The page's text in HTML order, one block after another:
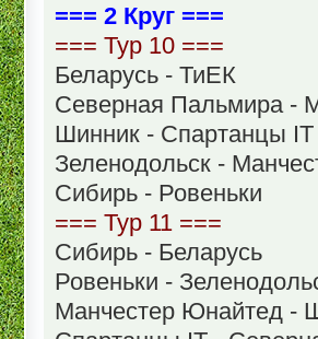
=== 2 Круг ===
=== Тур 10 ===
Беларусь - ТиЕК
Северная Пальмира -
Шинник - Спартанцы IT
Зеленодольск -
Сибирь - Ровеньки
=== Тур 11 ===
Сибирь - Беларусь
Ровеньки -
Манчестер Юнайтед -